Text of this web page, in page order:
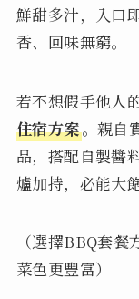
鮮甜多汁，入口
香、回味無窮。
若不想假手他人
住宿方案。親自
品，搭配自製醬
爐加持，必能大
（選擇BBQ套
菜色更豐富）